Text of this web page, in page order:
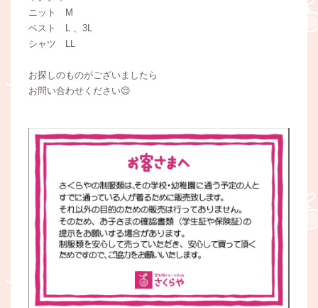
ニット M
ベスト L 、3L
シャツ LL
お探しのものがございましたら
お問い合わせください😌